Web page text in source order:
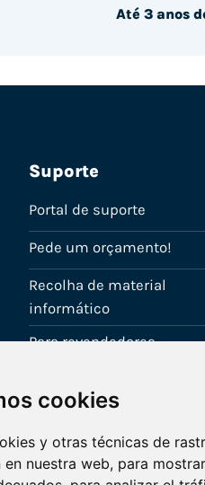
cookies
y otras técnicas de
en nuestra web, para
Até 3 anos
Suporte
Portal de suporte
Pede um orçamento!
Recolha de material
informático
Para revendedores